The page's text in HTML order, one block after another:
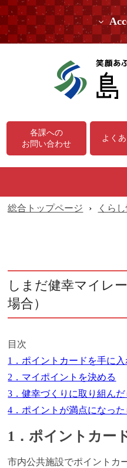
各課への
お問い合わせ
よく
総合トップページ › くら
しまだ健幸マイレ
場合）
目次
1．ポイントカードを手に入
2．マイポイントを決める
3．健幸づくりに取り組ん
4．ポイントが満点になっ
1．ポイントカー
市内公共施設でポイントカ